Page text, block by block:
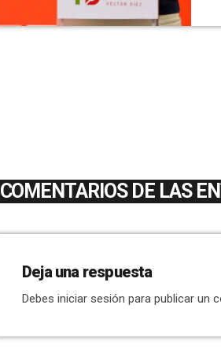
COMENTARIOS DE LAS
Deja una respuesta
Debes iniciar sesión para publicar un